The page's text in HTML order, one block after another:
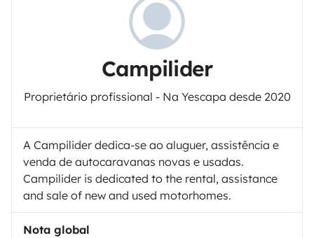
Campilider
Proprietário profissional - Na Yescapa desde 2020
A Campilider dedica-se ao aluguer, assistência e
venda de autocaravanas novas e usadas.
Campilider is dedicated to the rental, assistance
and sale of new and used motorhomes.
Nota global